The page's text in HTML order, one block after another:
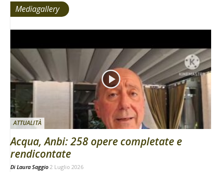
Mediagallery
ATTUALITÀ
Acqua, Anbi: 258 opere completate e
rendicontate
Di Laura Saggio 2 Luglio 2026